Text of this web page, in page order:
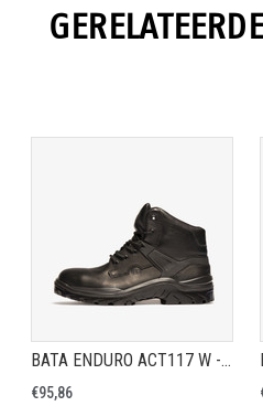
BATA ENDURO ACT117 W - VEILIGHEIDSSCHOEN S2
€95,86